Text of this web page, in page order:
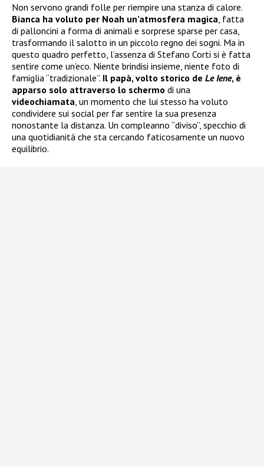
Non servono grandi folle per riempire una stanza di calore.
Bianca ha voluto per Noah un’atmosfera magica , fatta
di palloncini a forma di animali e sorprese sparse per casa,
trasformando il salotto in un piccolo regno dei sogni. Ma in
questo quadro perfetto, l’assenza di Stefano Corti si è fatta
sentire come un’eco. Niente brindisi insieme, niente foto di
famiglia “tradizionale”. Il papà, volto storico de Le Iene, è
apparso solo attraverso lo schermo di una
videochiamata , un momento che lui stesso ha voluto
condividere sui social per far sentire la sua presenza
nonostante la distanza. Un compleanno “diviso”, specchio di
una quotidianità che sta cercando faticosamente un nuovo
equilibrio.